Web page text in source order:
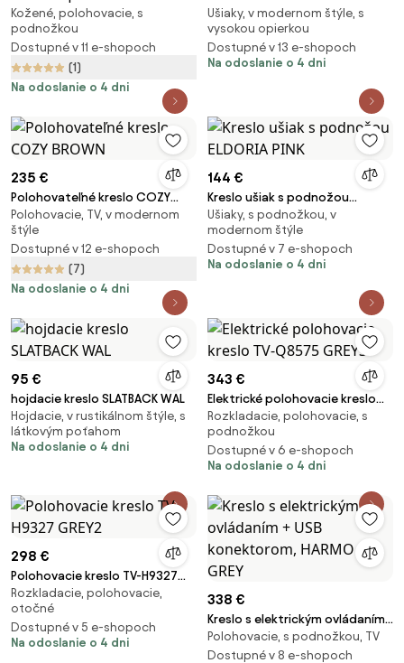
TV-4094 GREY3
Kožené, polohovacie, s
podnožkou
Dostupné v 11 e-shopoch
(1)
Na odoslanie o 4 dni
MONTERA Modrá
Ušiaky, v modernom štýle, s
vysokou opierkou
Dostupné v 13 e-shopoch
Na odoslanie o 4 dni
235 €
Polohovateľné kreslo COZY
BROWN
Polohovacie, TV, v modernom
štýle
Dostupné v 12 e-shopoch
(7)
Na odoslanie o 4 dni
144 €
Kreslo ušiak s podnožou
ELDORIA PINK
Ušiaky, s podnožkou, v
modernom štýle
Dostupné v 7 e-shopoch
Na odoslanie o 4 dni
95 €
hojdacie kreslo SLATBACK WAL
Hojdacie, v rustikálnom štýle, s
látkovým poťahom
Na odoslanie o 4 dni
343 €
Elektrické polohovacie kreslo
TV-Q8575 GREY3
Rozkladacie, polohovacie, s
podnožkou
Dostupné v 6 e-shopoch
Na odoslanie o 4 dni
298 €
Polohovacie kreslo TV-H9327
GREY2
Rozkladacie, polohovacie,
otočné
Dostupné v 5 e-shopoch
Na odoslanie o 4 dni
338 €
Kreslo s elektrickým ovládaním
+ USB konektorom, HARMO GREY
Polohovacie, s podnožkou, TV
Dostupné v 8 e-shopoch